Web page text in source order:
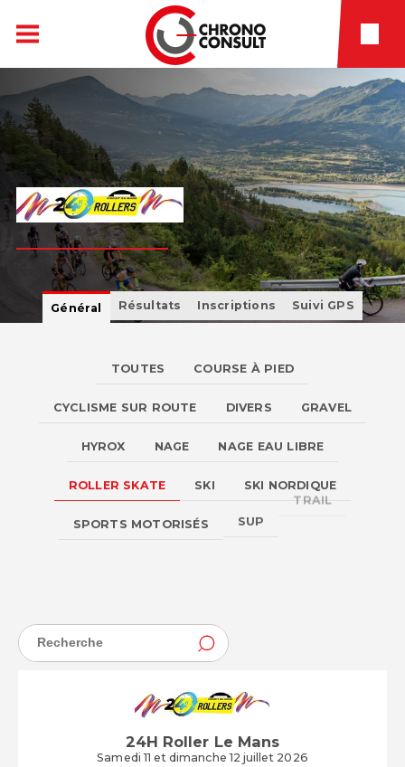
Général Résultats Inscriptions Suivi GPS
TOUTES COURSE À PIED
CYCLISME SUR ROUTE DIVERS GRAVEL
HYROX NAGE NAGE EAU LIBRE
ROLLER SKATE SKI SKI NORDIQUE
SPORTS MOTORISÉS SUP
24H Roller Le Mans
Samedi 11 et dimanche 12 juillet 2026